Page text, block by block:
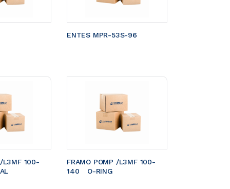
ENTES MPR-53S-96
/L3MF 100-
FRAMO POMP /L3MF 100-
140	O-RING